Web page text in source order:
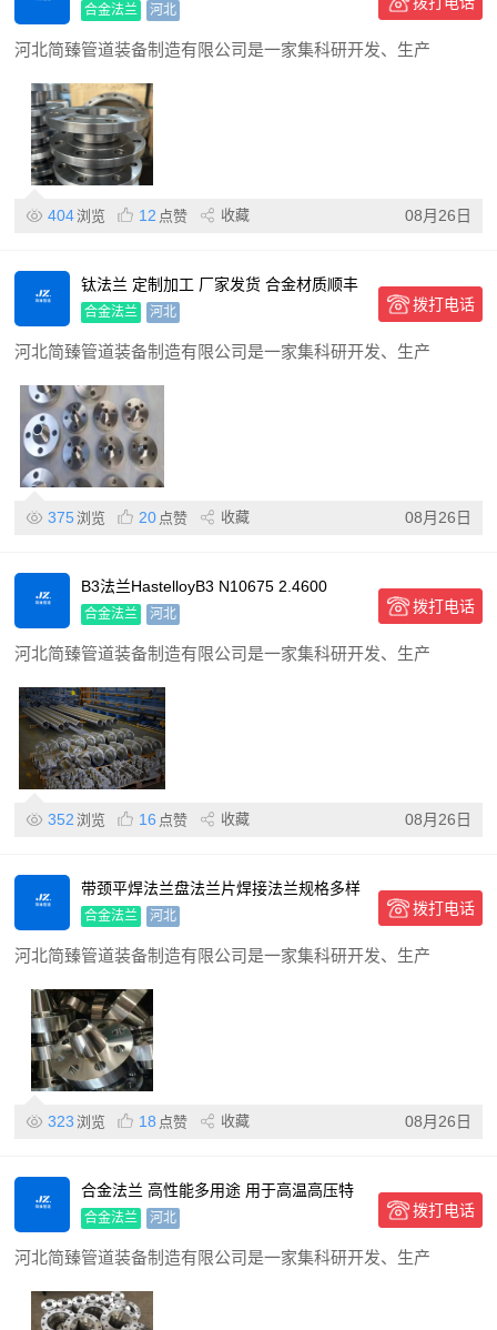
产 耐腐蚀化
合金法兰 河北
河北简臻管道装备制造有限公司是一家集科研开发、生产
404浏览 12 点赞 收藏 08月26日
钛法兰 定制加工 厂家发货 合金材质顺丰
合金法兰 河北 拨打电话
河北简臻管道装备制造有限公司是一家集科研开发、生产
375 浏览 20 点赞 收藏 08月26日
B3法兰HastelloyB3 N10675 2.4600
合金法兰 河北 拨打电话
河北简臻管道装备制造有限公司是一家集科研开发、生产
352 浏览 16 点赞 收藏 08月26日
带颈平焊法兰盘法兰片焊接法兰规格多样
可定制 密封性好
合金法兰 河北 拨打电话
河北简臻管道装备制造有限公司是一家集科研开发、生产
323 浏览 18 点赞 收藏 08月26日
合金法兰 高性能多用途 用于高温高压特
定环境
合金法兰 河北 拨打电话
河北简臻管道装备制造有限公司是一家集科研开发、生产